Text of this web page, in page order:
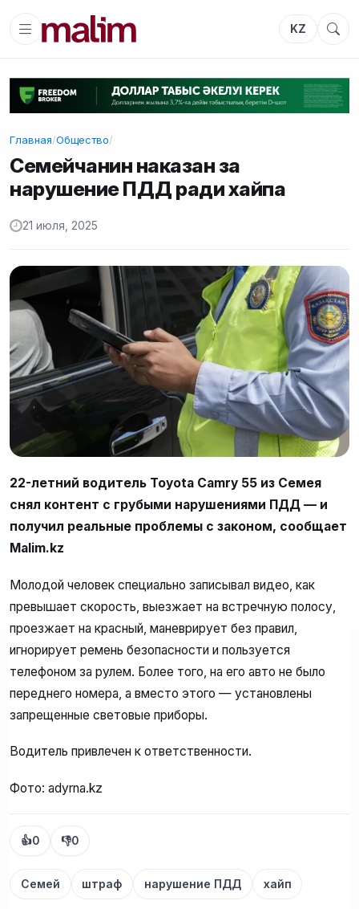
KZ
Главная/Общество/
Семейчанин наказан за
нарушение ПДД ради хайпа
21 июля, 2025
22-летний водитель Toyota Camry 55 из Семея
снял контент с грубыми нарушениями ПДД — и
получил реальные проблемы с законом, сообщает
Malim.kz
Молодой человек специально записывал видео, как
превышает скорость, выезжает на встречную полосу,
проезжает на красный, маневрирует без правил,
игнорирует ремень безопасности и пользуется
телефоном за рулем. Более того, на его авто не было
переднего номера, а вместо этого — установлены
запрещенные световые приборы.
Водитель привлечен к ответственности.
Фото: adyrna.kz
👍0 👎0
Семей штраф нарушение ПДД хайп